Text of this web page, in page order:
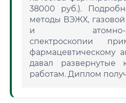
38000 руб.).
методы ВЭЖХ,
и атомно-
спектроскопии
фармацевтическому
давал развернутые
работам. Диплом